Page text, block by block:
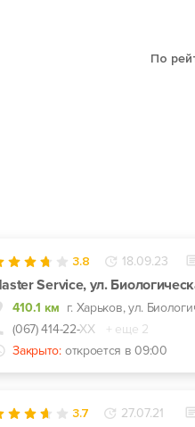
По
3.8 18.09.23
Service, ул.
410.1 км г. Харьков, ул.
(067) 414-22-ХХ
+ еще 2
Закрыто: откроется в 09:00
3.7 27.07.21